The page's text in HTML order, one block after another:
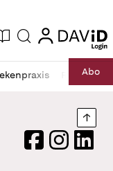
Ausgabe
Suche login
RechtAbo
FacebookInstagram